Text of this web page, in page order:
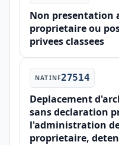
Non presentation
proprietaire ou
privees classees
NATINF27514
Deplacement
sans declaration
l'administration
proprietaire,